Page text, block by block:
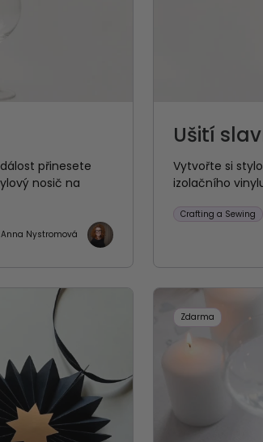
přinesete
nosič na
Anna Nystromová
Ušití
Vytvořte si
izolačního
Crafting a Sewing
Zdarma